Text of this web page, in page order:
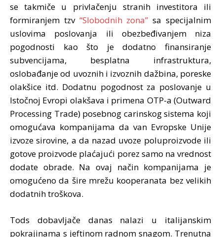
se takmiče u privlačenju stranih investitora ili
formiranjem tzv “Slobodnih zona” sa specijalnim
uslovima poslovanja ili obezbeđivanjem niza
pogodnosti kao što je dodatno finansiranje
subvencijama, besplatna infrastruktura,
oslobađanje od uvoznih i izvoznih dažbina, poreske
olakšice itd. Dodatnu pogodnost za poslovanje u
Istočnoj Evropi olakšava i primena OTP-a (Outward
Processing Trade) posebnog carinskog sistema koji
omogućava kompanijama da van Evropske Unije
izvoze sirovine, a da nazad uvoze poluproizvode ili
gotove proizvode plaćajući porez samo na vrednost
dodate obrade. Na ovaj način kompanijama je
omogućeno da šire mrežu kooperanata bez velikih
dodatnih troškova.
Tods dobavljače danas nalazi u italijanskim
pokrajinama s jeftinom radnom snagom. Trenutna